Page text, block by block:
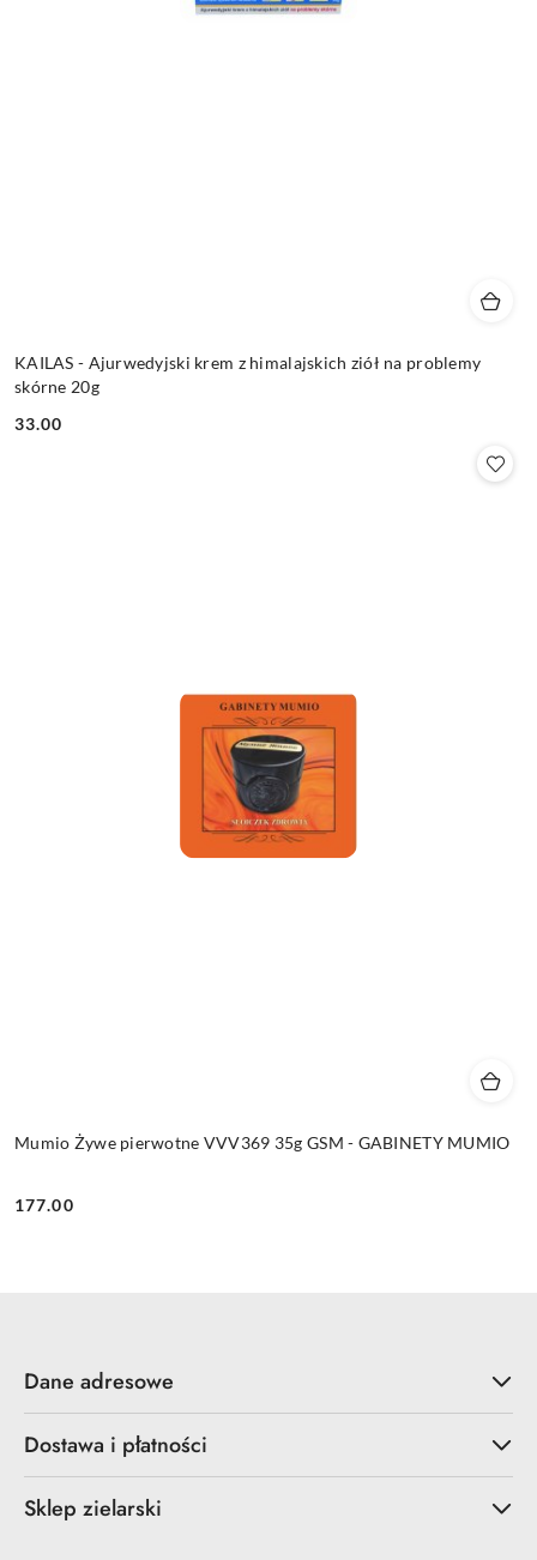
KAILAS - Ajurwedyjski krem z himalajskich ziół na problemy
skórne 20g
Cena:
33.00
Mumio Żywe pierwotne VVV369 35g GSM - GABINETY MUMIO
Cena:
177.00
Dane adresowe
Dostawa i płatności
Sklep zielarski